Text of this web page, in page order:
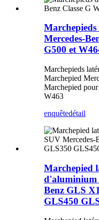
Mercedes-
G500 et
Marchepieds
Marchepied
Marchepied
W463
enquêtedétail
Marchepied
d'aluminium
Benz GLS
GLS450